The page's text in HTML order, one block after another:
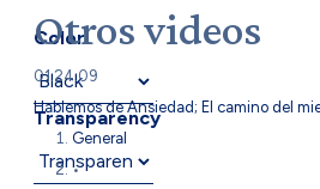
Color
Transparency
Otros videos
01:24:09
Hablemos de Ansiedad; El camino del
General
•